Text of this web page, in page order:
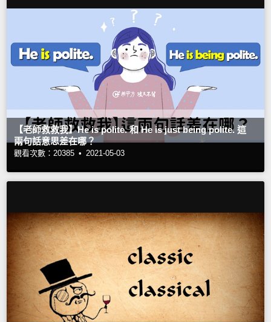
【老師救救我】He is polite. 和 He is just being polite. 這
兩句話意思差在哪？
觀看次數：20385 • 2021-05-03